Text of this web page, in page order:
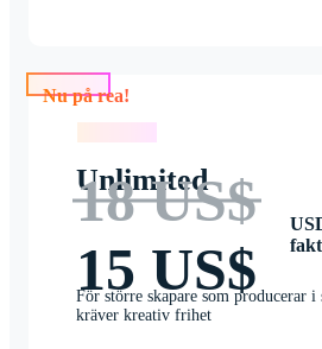
Nu på rea!
Unlimited
18 US$
15 US$
För större skapare som producerar i
kräver kreativ frihet